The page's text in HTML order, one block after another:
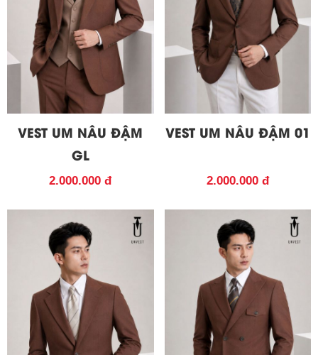
VEST UM NÂU ĐẬM
GL
2.000.000 đ
VEST UM NÂU ĐẬM 01
2.000.000 đ